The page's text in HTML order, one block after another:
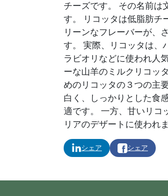
チーズです。 その名前は
す。 リコッタは低脂肪チ
リーンなフレーバーが、
す。 実際、リコッタは、
ラビオリなどに使われ人
ーな山羊のミルクリコッ
めのリコッタの３つの主
白く、しっかりとした食
適です。 一方、甘いリコ
リアのデザートに使われま
シェア シェア